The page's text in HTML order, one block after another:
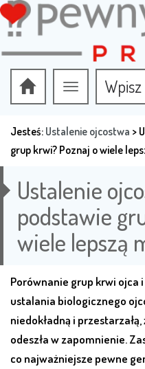
Przełącz
nawigację
Jesteś: Ustalenie ojcostwa >
grup krwi? Poznaj o wiele
Ustalenie
podstawie
wiele lepszą
Porównanie grup krwi ojca
ustalania biologicznego
niedokładną i
odeszła w zapomnienie.
co najważniejsze pewne